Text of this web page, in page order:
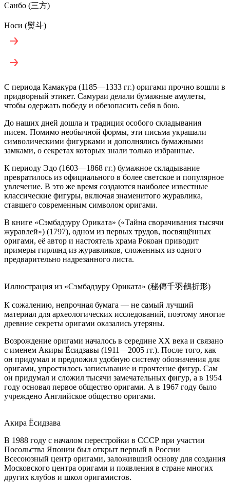
Санбо (三方)
Носи (熨斗)
С периода Камакура (1185—1333 гг.) оригами прочно вошли в
придворный этикет. Самураи делали бумажные амулеты,
чтобы одержать победу и обезопасить себя в бою.
До наших дней дошла и традиция особого складывания
писем. Помимо необычной формы, эти письма украшали
символическими фигурками и дополнялись бумажными
замками, о секретах которых знали только избранные.
К периоду Эдо (1603—1868 гг.) бумажное складывание
превратилось из официального в более светское и популярное
увлечение. В это же время создаются наиболее известные
классические фигуры, включая знаменитого журавлика,
ставшего современным символом оригами.
В книге «Сэмбадзуру Ориката» («Тайна сворачивания тысячи
журавлей») (1797), одном из первых трудов, посвящённых
оригами, её автор и настоятель храма Рокоан приводит
примеры гирлянд из журавликов, сложенных из одного
предварительно надрезанного листа.
Иллюстрация из «Сэмбадзуру Ориката» (秘傳千羽鶴折形)
К сожалению, непрочная бумага — не самый лучший
материал для археологических исследований, поэтому многие
древние секреты оригами оказались утеряны.
Возрождение оригами началось в середине XX века и связано
с именем Акиры Ёсидзавы (1911—2005 гг.). После того, как
он придумал и предложил удобную систему обозначения для
оригами, упростилось записывание и прочтение фигур. Сам
он придумал и сложил тысячи замечательных фигур, а в 1954
году основал первое общество оригами. А в 1967 году было
учреждено Английское общество оригами.
Акира Ёсидзава
В 1988 году с началом перестройки в СССР при участии
Посольства Японии был открыт первый в России
Всесоюзный центр оригами, заложивший основу для создания
Московского центра оригами и появления в стране многих
других клубов и школ оригамистов.